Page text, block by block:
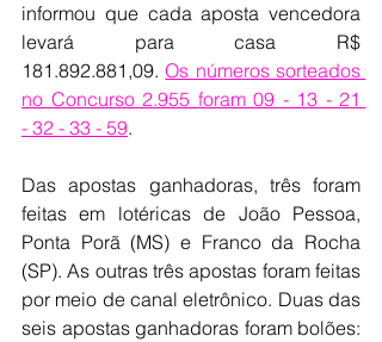
informou que cada aposta vencedora
levará para casa R$
181.892.881,09. Os números sorteados
no Concurso 2.955 foram 09 - 13 - 21
- 32 - 33 - 59.
Das apostas ganhadoras, três foram
feitas em lotéricas de João Pessoa,
Ponta Porã (MS) e Franco da Rocha
(SP). As outras três apostas foram feitas
por meio de canal eletrônico. Duas das
seis apostas ganhadoras foram bolões: